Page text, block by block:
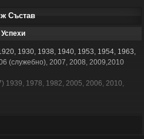
Състав
Успехи
1930, 1938, 1940, 1953, 1954, 1963,
(служебно), 2007, 2008, 2009,2010
1939, 1978, 1982, 2005, 2006, 2010,